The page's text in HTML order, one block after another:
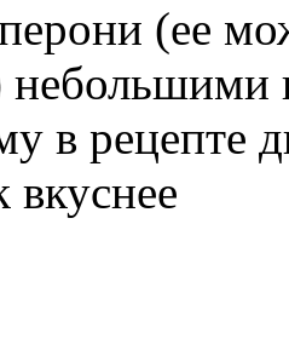
(ее
в рецепте
вкуснее